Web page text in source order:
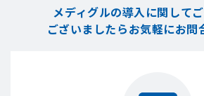
メディグルの導入に関して
ございましたらお気軽にお問